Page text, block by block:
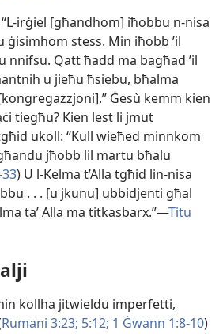
“L-​irġiel [għandhom] iħobbu n-​nisa
stess. Min iħobb ’il
nnifsu. Qatt ħadd ma bagħad ’il
u jieħu ħsiebu, bħalma
Ġesù kemm kien
tiegħu? Kien lest li jmut
ukoll: “Kull wieħed minnkom
jħobb lil martu bħalu
) U l-​Kelma t’Alla tgħid lin-​nisa
. . . [u jkunu] ubbidjenti għal
taʼ Alla ma titkasbarx.”—Titu
kollha jitwieldu imperfetti,
Rumani 3:​23; 5:​12; 1 Ġwann 1:​8-10)